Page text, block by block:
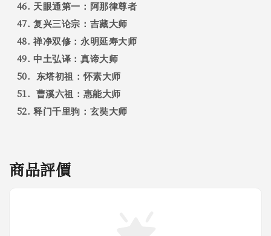
天眼通第一：阿那律尊者
复兴三论宗：吉藏大师
禅净双修：永明延寿大师
中土弘译：真谛大师
东塔初祖：怀素大师
曹溪六祖：惠能大师
释门千里驹：玄奘大师
商品評價